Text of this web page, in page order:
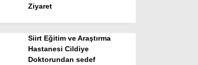
Ziyaret
Siirt Eğitim ve Araştırma
Hastanesi Cildiye
Doktorundan sedef